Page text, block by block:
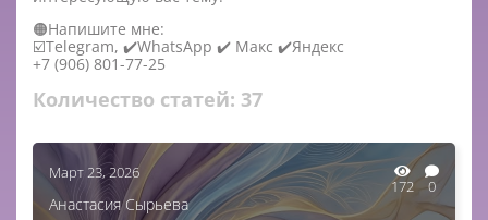
🟠Напишите мне:
☑️Telegram, ✔️WhatsApp ✔️ Макс ✔️Яндекс
+7 (906) 801-77-25
Количество статей: 37
Март 23, 2026
172 0
Анастасия Сырьева